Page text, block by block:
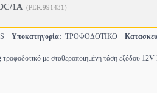
1A (PER.991431)
Υποκατηγορία: ΤΡΟΦΟΔΟΤΙΚΟ
με σταθεροποιημένη τάση εξόδου